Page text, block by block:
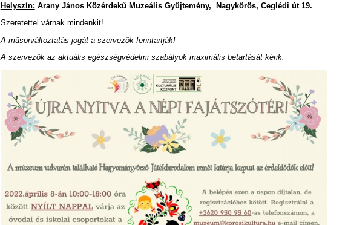
Helyszín: Arany János Közérdekű Muzeális Gyűjtemény, Nagykőrös, Ceglédi út 19.
Szeretettel várnak mindenkit!
A műsorváltoztatás jogát a szervezők fenntartják!
A szervezők az aktuális egészségvédelmi szabályok maximális betartását kérik.